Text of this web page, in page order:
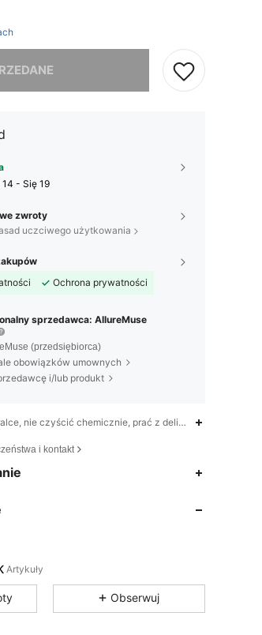
14 - Się 19
zwroty
uczciwego użytkowania
Ochrona prywatności
sprzedawca: AllureMuse
(przedsiębiorca)
obowiązków umownych
i/lub produkt
nie czyścić chemicznie, prać z delikatnym
i kontakt
a)
Obserwuj